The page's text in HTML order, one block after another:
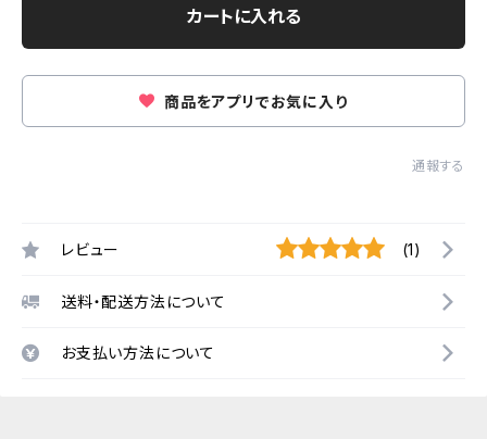
カートに入れる
商品をアプリでお気に入り
通報する
レビュー (1)
送料・配送方法について
お支払い方法について